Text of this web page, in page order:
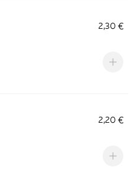
2,30 €
2,20 €